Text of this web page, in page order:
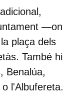
—on
plaça dels
També hi
Benalúa,
l'Albufereta.